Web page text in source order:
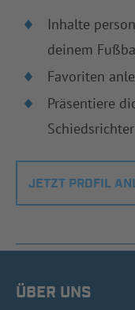
Inhalte
deinem
Favoriten
Präsentiere
Schiedsrichter
JETZT PROFIL
ÜBER UNS